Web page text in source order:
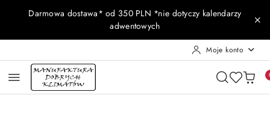
Przejdź do treści głównej
Przejdź do wyszukiwarki
Przejdź do moje konto
Przejdź do menu głównego
Przejdź do opisu produktu
Przejdź do stopki
Darmowa dostawa* od 350 PLN *nie dotyczy kalendarzy
adwentowych
Moje konto